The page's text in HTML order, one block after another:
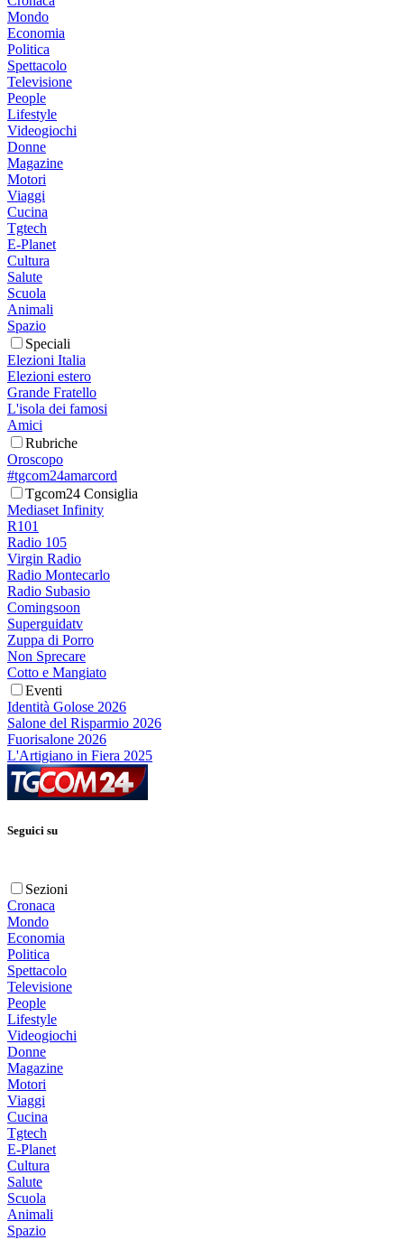
Mondo
Economia
Politica
Spettacolo
Televisione
People
Lifestyle
Videogiochi
Donne
Magazine
Motori
Viaggi
Cucina
Tgtech
E-Planet
Cultura
Salute
Scuola
Animali
Spazio
Speciali
Elezioni Italia
Elezioni estero
Grande Fratello
L'isola dei famosi
Amici
Rubriche
Oroscopo
#tgcom24amarcord
Tgcom24 Consiglia
Mediaset Infinity
R101
Radio 105
Virgin Radio
Radio Montecarlo
Radio Subasio
Comingsoon
Superguidatv
Zuppa di Porro
Non Sprecare
Cotto e Mangiato
Eventi
Identità Golose 2026
Salone del Risparmio 2026
Fuorisalone 2026
L'Artigiano in Fiera 2025
Seguici su
Sezioni
Cronaca
Mondo
Economia
Politica
Spettacolo
Televisione
People
Lifestyle
Videogiochi
Donne
Magazine
Motori
Viaggi
Cucina
Tgtech
E-Planet
Cultura
Salute
Scuola
Animali
Spazio